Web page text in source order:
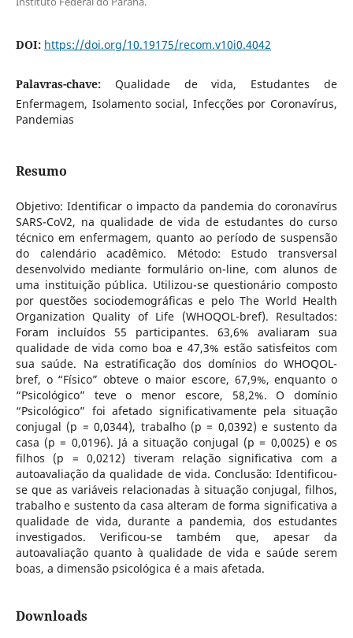
DOI: https://doi.org/10.19175/recom.v10i0.4042
Palavras-chave: Qualidade de vida, Estudantes de
Enfermagem, Isolamento social, Infecções por Coronavírus,
Pandemias
Resumo
Objetivo: Identificar o impacto da pandemia do coronavírus
SARS-CoV2, na qualidade de vida de estudantes do curso
técnico em enfermagem, quanto ao período de suspensão
do calendário acadêmico. Método: Estudo transversal
desenvolvido mediante formulário on-line, com alunos de
uma instituição pública. Utilizou-se questionário composto
por questões sociodemográficas e pelo The World Health
Organization Quality of Life (WHOQOL-bref). Resultados:
Foram incluídos 55 participantes. 63,6% avaliaram sua
qualidade de vida como boa e 47,3% estão satisfeitos com
sua saúde. Na estratificação dos domínios do WHOQOL-
bref, o “Físico” obteve o maior escore, 67,9%, enquanto o
“Psicológico” teve o menor escore, 58,2%. O domínio
“Psicológico” foi afetado significativamente pela situação
conjugal (p = 0,0344), trabalho (p = 0,0392) e sustento da
casa (p = 0,0196). Já a situação conjugal (p = 0,0025) e os
filhos (p = 0,0212) tiveram relação significativa com a
autoavaliação da qualidade de vida. Conclusão: Identificou-
se que as variáveis relacionadas à situação conjugal, filhos,
trabalho e sustento da casa alteram de forma significativa a
qualidade de vida, durante a pandemia, dos estudantes
investigados. Verificou-se também que, apesar da
autoavaliação quanto à qualidade de vida e saúde serem
boas, a dimensão psicológica é a mais afetada.
Downloads